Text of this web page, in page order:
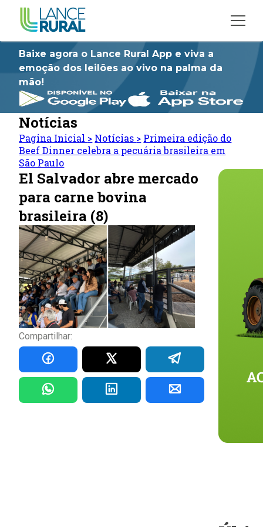
Baixe agora o Lance Rural App e viva a
emoção dos leilões ao vivo na palma da
mão!
Notícias
Pagina Inicial > Notícias > Primeira edição do
Beef Dinner celebra a pecuária brasileira em
São Paulo
El Salvador abre mercado
para carne bovina
brasileira (8)
Compartilhar: